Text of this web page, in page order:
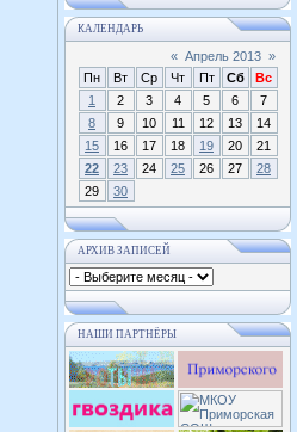
КАЛЕНДАРЬ
« Апрель 2013 »
Пн
Вт Ср Чт Пт Сб
Вс
1
2 3 4 5 6
7
8
9 10 11 12 13
14
15
16 17 18 19 20
21
22
23 24 25 26 27
28
29
30
АРХИВ ЗАПИСЕЙ
НАШИ ПАРТНЁРЫ